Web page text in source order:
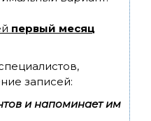
первый месяц
записей:
и напоминает им